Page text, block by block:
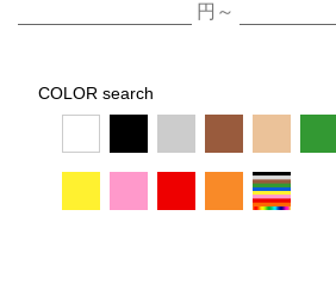
円～
COLOR search